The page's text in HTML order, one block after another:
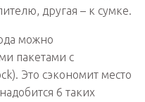
другая – к сумке.
можно
пакетами с
Это сэкономит место
6 таких